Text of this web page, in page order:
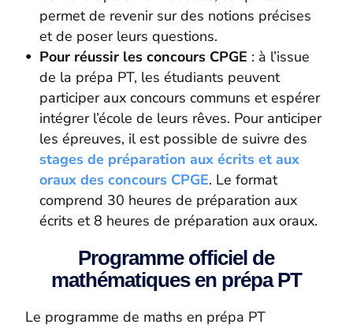
permet de revenir sur des notions précises
et de poser leurs questions.
Pour réussir les concours CPGE : à l’issue
de la prépa PT, les étudiants peuvent
participer aux concours communs et espérer
intégrer l’école de leurs rêves. Pour anticiper
les épreuves, il est possible de suivre des
stages de préparation aux écrits et aux
oraux des concours CPGE. Le format
comprend 30 heures de préparation aux
écrits et 8 heures de préparation aux oraux.
Programme officiel de
mathématiques en prépa PT
Le programme de maths en prépa PT